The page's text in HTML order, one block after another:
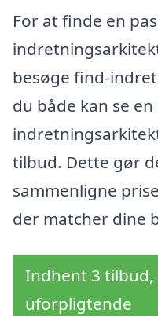
For at finde en
besøge find-
du både kan se
tilbud. Dette gør
sammenligne
der matcher dine
Indhent 3 tilbud,
uforpligtende